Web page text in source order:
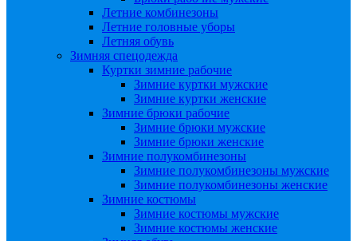
Летние комбинезоны
Летние головные уборы
Летняя обувь
Зимняя спецодежда
Куртки зимние рабочие
Зимние куртки мужские
Зимние куртки женские
Зимние брюки рабочие
Зимние брюки мужские
Зимние брюки женские
Зимние полукомбинезоны
Зимние полукомбинезоны мужские
Зимние полукомбинезоны женские
Зимние костюмы
Зимние костюмы мужские
Зимние костюмы женские